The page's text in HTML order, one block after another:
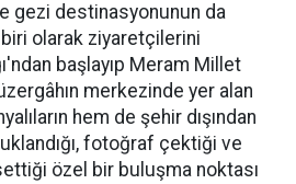
gezi destinasyonunun da
olarak ziyaretçilerini
başlayıp Meram Millet
merkezinde yer alan
hem de şehir dışından
fotoğraf çektiği ve
özel bir buluşma noktası